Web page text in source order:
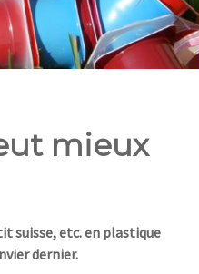
mieux
suisse, etc.en plastique
dernier.